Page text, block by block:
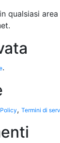
qualsiasi
.
, Termini di